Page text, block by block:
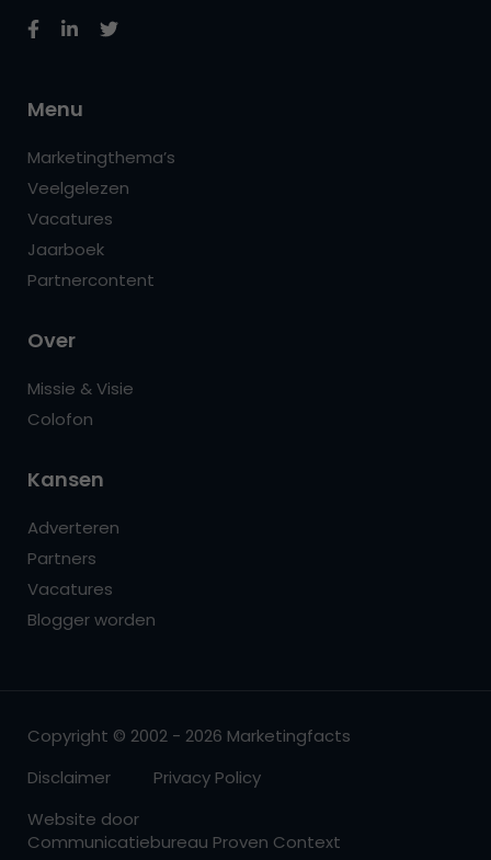
Menu
Marketingthema’s
Veelgelezen
Vacatures
Jaarboek
Partnercontent
Over
Missie & Visie
Colofon
Kansen
Adverteren
Partners
Vacatures
Blogger worden
Copyright © 2002 - 2026 Marketingfacts
Disclaimer
Privacy Policy
Website door
Communicatiebureau Proven Context